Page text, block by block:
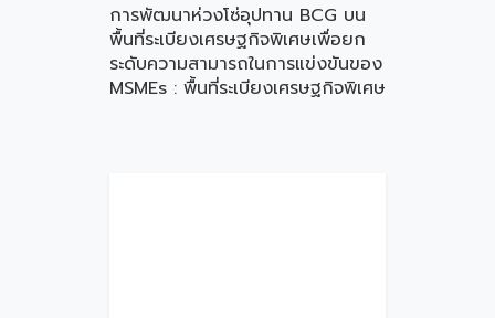
การพัฒนาห่วงโซ่อุปทาน BCG บน
พื้นที่ระเบียงเศรษฐกิจพิเศษเพื่อยก
ระดับความสามารถในการแข่งขันของ
MSMEs : พื้นที่ระเบียงเศรษฐกิจพิเศษ